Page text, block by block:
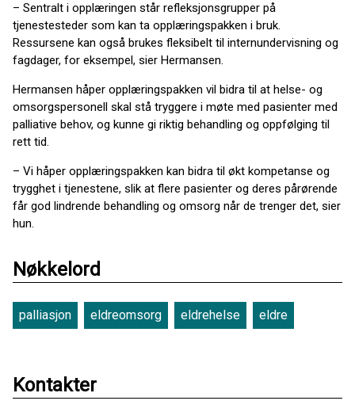
– Sentralt i opplæringen står refleksjonsgrupper på
tjenestesteder som kan ta opplæringspakken i bruk.
Ressursene kan også brukes fleksibelt til internundervisning og
fagdager, for eksempel, sier Hermansen.
Hermansen håper opplæringspakken vil bidra til at helse- og
omsorgspersonell skal stå tryggere i møte med pasienter med
palliative behov, og kunne gi riktig behandling og oppfølging til
rett tid.
– Vi håper opplæringspakken kan bidra til økt kompetanse og
trygghet i tjenestene, slik at flere pasienter og deres pårørende
får god lindrende behandling og omsorg når de trenger det, sier
hun.
Nøkkelord
palliasjon eldreomsorg eldrehelse eldre
Kontakter